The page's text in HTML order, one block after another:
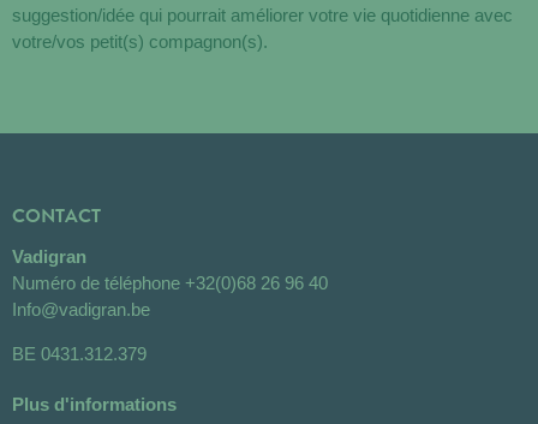
suggestion/idée qui pourrait améliorer votre vie quotidienne avec
votre/vos petit(s) compagnon(s).
CONTACT
Vadigran
Numéro de téléphone +32(0)68 26 96 40
Info@vadigran.be
BE 0431.312.379
Plus d'informations